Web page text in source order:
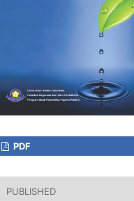
PDF
PUBLISHED